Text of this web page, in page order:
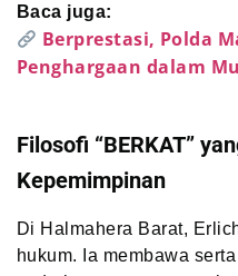
Baca juga:
Berprestasi, Polda
Penghargaan dalam
Filosofi “BERKAT”
Kepemimpinan
Di Halmahera Barat,
hukum. Ia membawa